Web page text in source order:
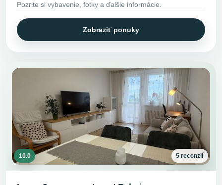
Pozrite si vybavenie, fotky a ďalšie informácie.
Zobraziť ponuky
10.0 5 recenzií